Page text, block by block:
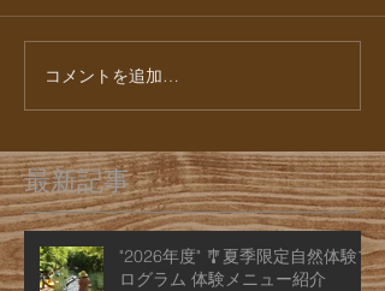
コメントを追加…
最新記事
"2026年度" 🎐夏季限定自然体験プ
ログラム 体験メニュー紹介